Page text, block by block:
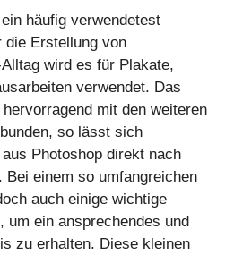
häufig verwendetest
die Erstellung von
wird es für Plakate,
verwendet. Das
mit den weiteren
so lässt sich
Photoshop direkt nach
Bei einem so umfangreichen
auch einige wichtige
um ein ansprechendes und
zu erhalten. Diese kleinen